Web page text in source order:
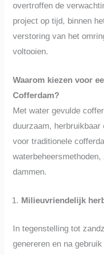
overtroffen de
project op tijd, binnen
verstoring van het
voltooien.
Waarom kiezen voor
Cofferdam?
Met water gevulde
duurzaam,
voor traditionele
dammen.
Milieuvriendelijk
In tegenstelling tot
genereren en na